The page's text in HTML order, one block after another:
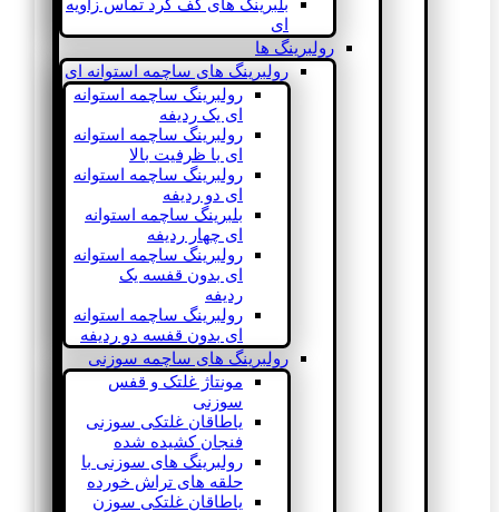
بلبرینگ های کف گرد تماس زاویه
ای
رولبرینگ ها
رولبرینگ های ساچمه استوانه ای
رولبرینگ ساچمه استوانه
ای یک ردیفه
رولبرینگ ساچمه استوانه
ای با ظرفیت بالا
رولبرینگ ساچمه استوانه
ای دو ردیفه
بلبرینگ ساچمه استوانه
ای چهار ردیفه
رولبرینگ ساچمه استوانه
ای بدون قفسه یک
ردیفه
رولبرینگ ساچمه استوانه
ای بدون قفسه دو ردیفه
رولبرینگ های ساچمه سوزنی
مونتاژ غلتک و قفس
سوزنی
یاطاقان غلتکی سوزنی
فنجان کشیده شده
رولبرینگ های سوزنی با
حلقه های تراش خورده
یاطاقان غلتکی سوزن